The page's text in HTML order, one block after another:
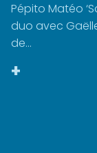
Pépito Matéo
duo avec
de...
+